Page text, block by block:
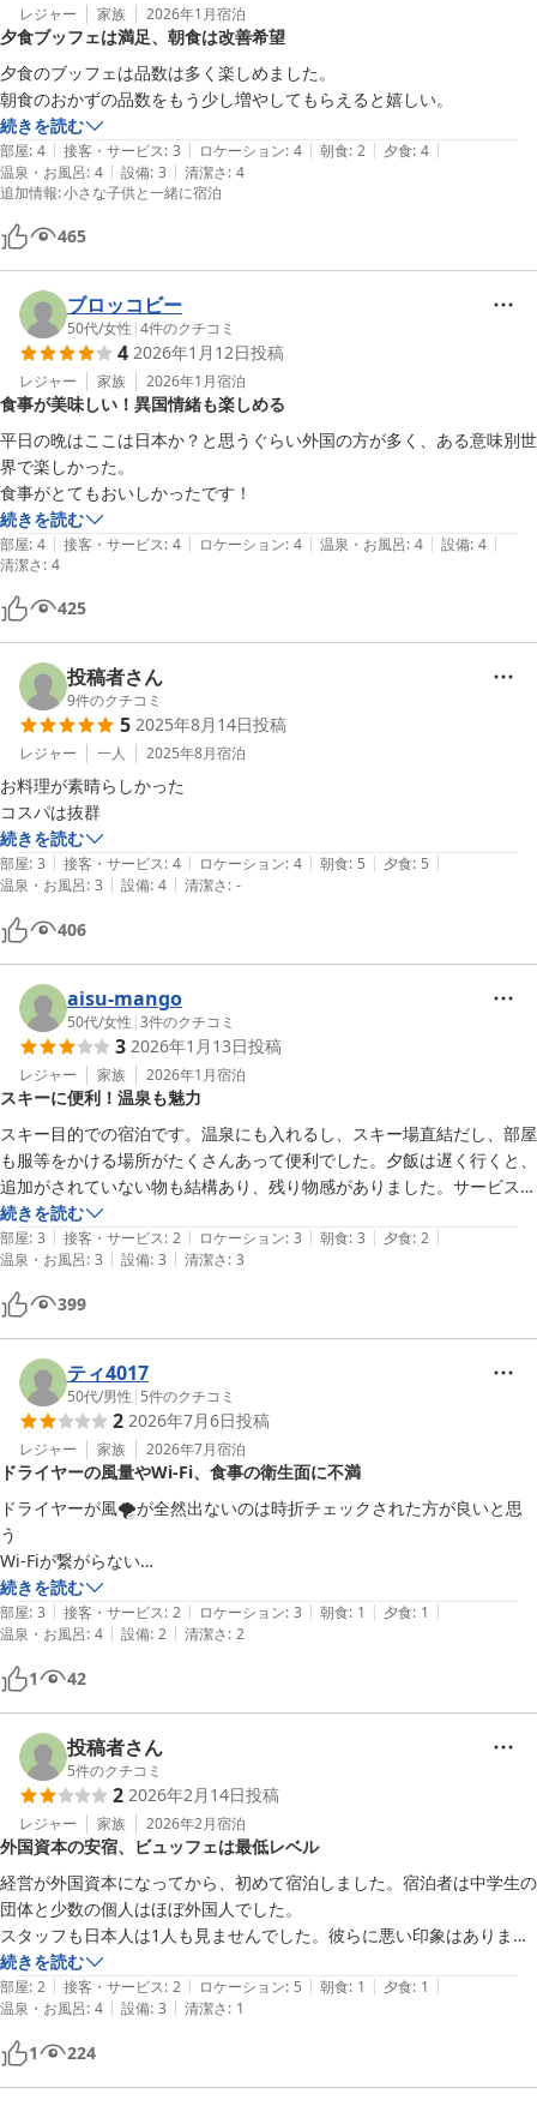
レジャー 家族 2026年1月宿泊
夕食ブッフェは満足、朝食は改善希望
夕食のブッフェは品数は多く楽しめました。
朝食のおかずの品数をもう少し増やしてもらえると嬉しい。
続きを読む
部屋: 4 | 接客・サービス: 3 | ロケーション: 4 | 朝食: 2 | 夕食: 4 |
温泉・お風呂: 4 | 設備: 3 | 清潔さ: 4
追加情報:小さな子供と一緒に宿泊
465
ブロッコビー
50代/女性 |4件のクチコミ
4 2026年1月12日投稿
レジャー 家族 2026年1月宿泊
食事が美味しい！異国情緒も楽しめる
平日の晩はここは日本か？と思うぐらい外国の方が多く、ある意味別世
界で楽しかった。
食事がとてもおいしかったです！
続きを読む
部屋: 4 | 接客・サービス: 4 | ロケーション: 4 | 温泉・お風呂: 4 | 設備: 4 |
清潔さ: 4
425
投稿者さん
9件のクチコミ
5 2025年8月14日投稿
レジャー 一人 2025年8月宿泊
お料理が素晴らしかった
コスパは抜群
続きを読む
部屋: 3 | 接客・サービス: 4 | ロケーション: 4 | 朝食: 5 | 夕食: 5 |
温泉・お風呂: 3 | 設備: 4 | 清潔さ: -
406
aisu-mango
50代/女性 |3件のクチコミ
3 2026年1月13日投稿
レジャー 家族 2026年1月宿泊
スキーに便利！温泉も魅力
スキー目的での宿泊です。温泉にも入れるし、スキー場直結だし、部屋
も服等をかける場所がたくさんあって便利でした。夕飯は遅く行くと、
追加がされていない物も結構あり、残り物感がありました。サービスを
求める方には物足りないかも。でも、自分のペースで気を使わずに過ご
したい方には良いと思います。
続きを読む
部屋: 3 | 接客・サービス: 2 | ロケーション: 3 | 朝食: 3 | 夕食: 2 |
温泉・お風呂: 3 | 設備: 3 | 清潔さ: 3
399
ティ4017
50代/男性 | 5件のクチコミ
2 2026年7月6日投稿
レジャー 家族 2026年7月宿泊
ドライヤーの風量やWi-Fi、食事の衛生面に不満
ドライヤーが風🌪️が全然出ないのは時折チェックされた方が良いと思
う
Wi-Fiが繋がらない
朝食、夕食は、あまり美味しいと思わなかった。ご飯の釜に髪の毛があ
ったり
続きを読む
部屋: 3 | 接客・サービス: 2 | ロケーション: 3 | 朝食: 1 | 夕食: 1 |
温泉・お風呂: 4 | 設備: 2 | 清潔さ: 2
1 42
投稿者さん
5件のクチコミ
2 2026年2月14日投稿
レジャー 家族 2026年2月宿泊
外国資本の安宿、ビュッフェは最低レベル
経営が外国資本になってから、初めて宿泊しました。宿泊者は中学生の
団体と少数の個人はほぼ外国人でした。
スタッフも日本人は1人も見ませんでした。彼らに悪い印象はありませ
ん。
朝晩のビュッフェが史上最低のレベル
ご飯が良かった。と、書いてあったが、すっかり様子が違うのか？刺身
は黒く変色し、元が何かも分からない。
まず、肉が食べたかったら、小鍋に入れる豚肉とお子様用の唐揚げだ
け。朝はソーセージのみ。大人が子供用唐揚げやソーセージを何個も取
続きを読む
部屋: 2 | 接客・サービス: 2 | ロケーション: 5 | 朝食: 1 | 夕食: 1 |
温泉・お風呂: 4 | 設備: 3 | 清潔さ: 1
1 224